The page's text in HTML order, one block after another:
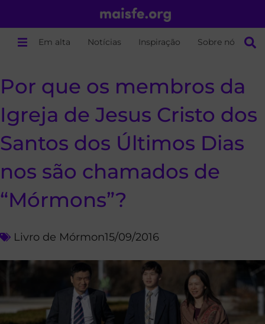
Em alta Notícias Inspiração Sobre nós
Por que os membros da
Igreja de Jesus Cristo dos
Santos dos Últimos Dias
nos são chamados de
“Mórmons”?
Livro de Mórmon15/09/2016